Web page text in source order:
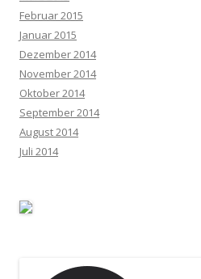
Februar 2015
Januar 2015
Dezember 2014
November 2014
Oktober 2014
September 2014
August 2014
Juli 2014